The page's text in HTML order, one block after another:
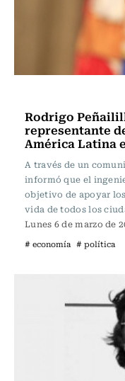
Rodrigo
representante
América Latina
A través de un
informó que el
objetivo de apoyar
vida de todos los
Lunes 6 de marzo de
# economía # política